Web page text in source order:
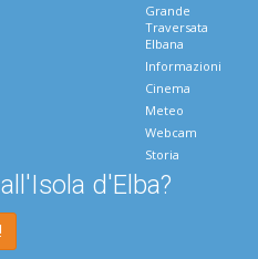
Grande
Traversata
Elbana
Informazioni
Cinema
Meteo
Webcam
Storia
d'Elba?